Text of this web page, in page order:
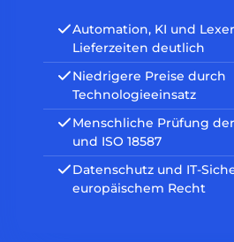
Automation, KI und
Lieferzeiten deutlich
Niedrigere Preise durch
Technologieeinsatz
Menschliche Prüfung der
und ISO 18587
Datenschutz und IT-
europäischem Recht